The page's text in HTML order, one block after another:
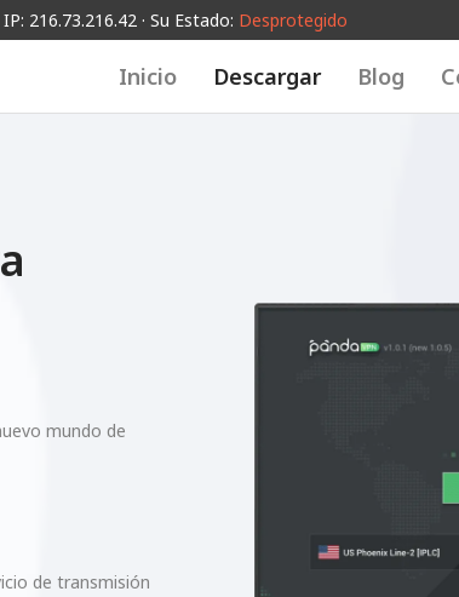
IP: 216.73.216.42 · Su Estado: Desprotegido
Inicio Descargar Blog
mundo de
de transmisión